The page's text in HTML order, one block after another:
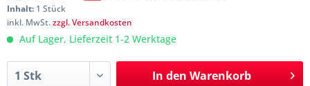
Inhalt: 1 Stück
inkl. MwSt.zzgl. Versandkosten
Auf Lager, Lieferzeit 1-2 Werktage
In den Warenkorb